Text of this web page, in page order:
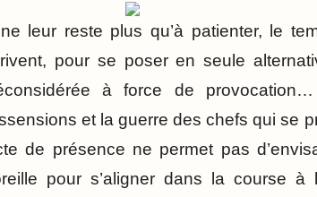
leur reste plus qu’à patienter, le
pour se poser en seule
à force de
et la guerre des chefs qui se
de présence ne permet pas
pour s’aligner dans la course